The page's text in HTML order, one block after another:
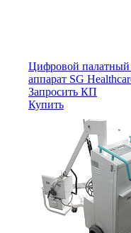
Цифровой палатный
аппарат SG
Запросить КП
Купить